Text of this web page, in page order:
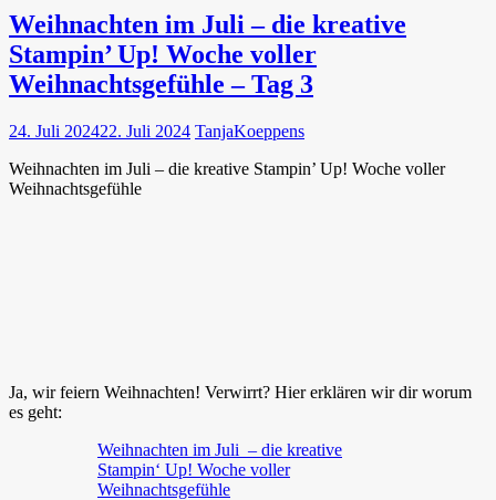
Weihnachten im Juli – die kreative
Stampin’ Up! Woche voller
Weihnachtsgefühle – Tag 3
24. Juli 202422. Juli 2024 TanjaKoeppens
Weihnachten im Juli – die kreative Stampin’ Up! Woche voller
Weihnachtsgefühle
Ja, wir feiern Weihnachten! Verwirrt? Hier erklären wir dir worum
es geht:
Weihnachten im Juli – die kreative
Stampin‘ Up! Woche voller
Weihnachtsgefühle